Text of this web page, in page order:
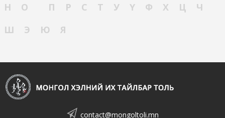
Н
О П Р С Т У Ү Ф Х Ц
Ч
Ш
Э Ю Я
contact@mongoltoli.mn